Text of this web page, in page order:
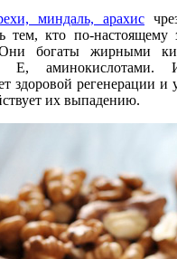
миндаль, арахис
тем, кто по-настоящему
Они богаты жирными
Е, аминокислотами.
здоровой регенерации
их выпадению.